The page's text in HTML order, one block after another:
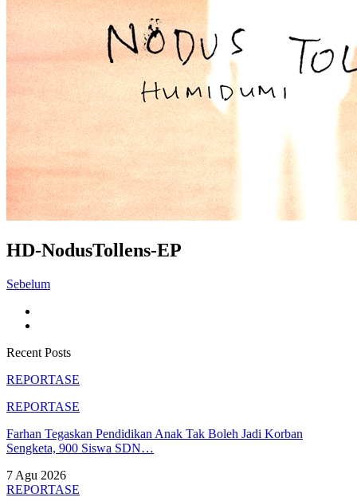
HD-NodusTollens-EP
Sebelum
Recent Posts
REPORTASE
REPORTASE
Farhan Tegaskan Pendidikan Anak Tak Boleh Jadi Korban
Sengketa, 900 Siswa SDN…
7 Agu 2026
REPORTASE